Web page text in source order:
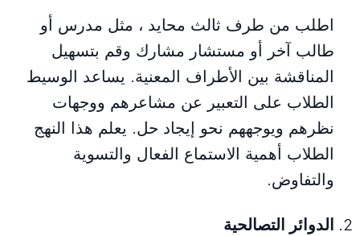
اطلب من طرف ثالث محايد ، مثل مدرس أو
طالب آخر أو مستشار مشارك وقم بتسهيل
المناقشة بين الأطراف المعنية. يساعد الوسيط
الطلاب على التعبير عن مشاعرهم ووجهات
نظرهم ويوجههم نحو إيجاد حل. يعلم هذا النهج
الطلاب أهمية الاستماع الفعال والتسوية
والتفاوض.
الدوائر التصالحية